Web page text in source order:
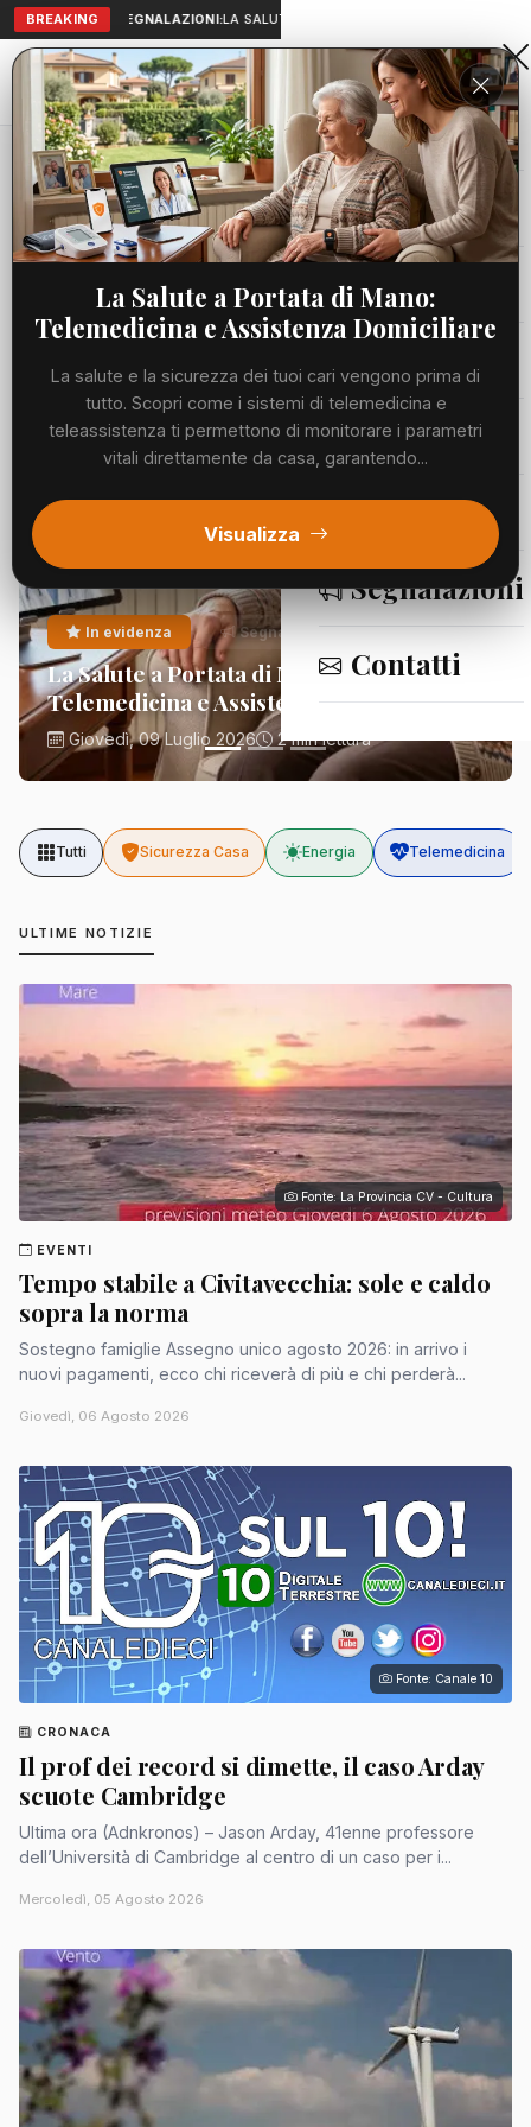
BREAKING SEGNALAZIONI:LA SALUTE A PORTATA DI MANO:
Aranova • NET
PORTALE UTILE AL TERRITORIO
Home
Cronaca
Viabilità
Utilità
Meteo
Eventi
Segnalazioni
Contatti
La Salute a Portata di Mano:
Telemedicina e Assistenza Domiciliare
La salute e la sicurezza dei tuoi cari vengono prima di
tutto. Scopri come i sistemi di telemedicina e
teleassistenza ti permettono di monitorare i parametri
vitali direttamente da casa, garantendo...
Visualizza
In evidenza Segnalazioni
La Salute a Portata di Mano:
Telemedicina e Assistenza Domiciliare
Giovedì, 09 Luglio 2026 2 min lettura
Tutti Sicurezza Casa Energia Telemedicina
ULTIME NOTIZIE
Fonte: La Provincia CV - Cultura
EVENTI
Tempo stabile a Civitavecchia: sole e caldo
sopra la norma
Sostegno famiglie Assegno unico agosto 2026: in arrivo i
nuovi pagamenti, ecco chi riceverà di più e chi perderà...
Giovedì, 06 Agosto 2026
Fonte: Canale 10
CRONACA
Il prof dei record si dimette, il caso Arday
scuote Cambridge
Ultima ora (Adnkronos) – Jason Arday, 41enne professore
dell’Università di Cambridge al centro di un caso per i...
Mercoledì, 05 Agosto 2026